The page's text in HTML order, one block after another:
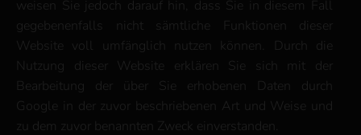
weisen Sie jedoch darauf hin, dass Sie in diesem Fall
gegebenenfalls nicht sämtliche Funktionen dieser
Website voll umfänglich nutzen können. Durch die
Nutzung dieser Website erklären Sie sich mit der
Bearbeitung der über Sie erhobenen Daten durch
Google in der zuvor beschriebenen Art und Weise und
zu dem zuvor benannten Zweck einverstanden.